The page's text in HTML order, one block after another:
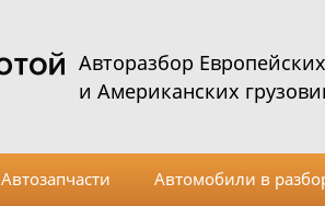
Авторазбор Европейских
и Американских
Автозапчасти Автомобили в